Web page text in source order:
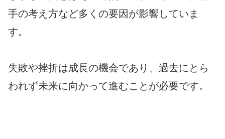
手の考え方など多くの要因が影響していま
す。
失敗や挫折は成長の機会であり、過去にとら
われず未来に向かって進むことが必要です。